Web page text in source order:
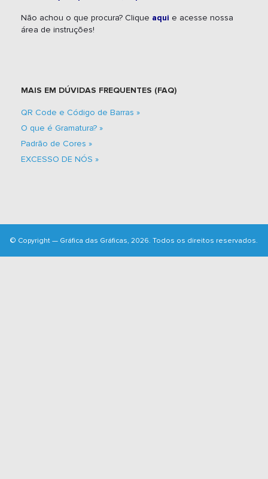
Não achou o que procura? Clique aqui e acesse nossa
área de instruções!
MAIS EM DÚVIDAS FREQUENTES (FAQ)
QR Code e Código de Barras
O que é Gramatura?
Padrão de Cores
EXCESSO DE NÓS
© Copyright — Gráfica das Gráficas, 2026. Todos os direitos reservados.